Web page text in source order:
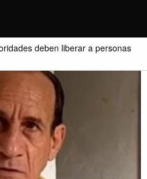
deben liberar a personas